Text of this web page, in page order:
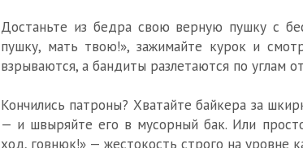
Достаньте из бедра свою верную пушку с
пушку, мать твою!», зажимайте курок и
взрываются, а бандиты разлетаются по углам
Кончились патроны? Хватайте байкера за
— и швыряйте его в мусорный бак. Или
ход, говнюк!» — жестокость строго на уровне